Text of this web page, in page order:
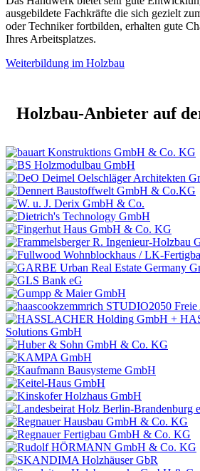
ausgebildete Fachkräfte die sich gezielt
oder Techniker fortbilden, erhalten gute
Ihres Arbeitsplatzes.
Weiterbildung im Holzbau
Holzbau-Anbieter auf